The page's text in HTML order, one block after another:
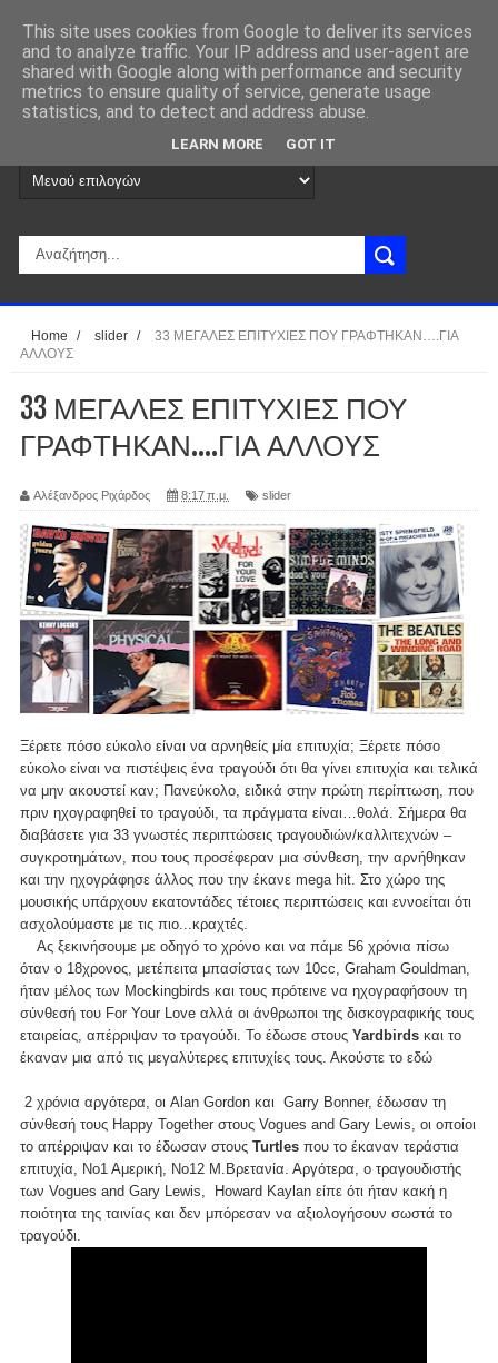
Home / slider /
33 ΜΕΓΑΛΕΣ ΕΠΙΤΥΧΙΕΣ ΠΟΥ ΓΡΑΦΤΗΚΑΝ….ΓΙΑ
ΑΛΛΟΥΣ
33 ΜΕΓΑΛΕΣ ΕΠΙΤΥΧΙΕΣ ΠΟΥ
ΓΡΑΦΤΗΚΑΝ….ΓΙΑ ΑΛΛΟΥΣ
Αλέξανδρος Ριχάρδος 8:17 π.μ. slider
Ξέρετε πόσο εύκολο είναι να αρνηθείς μία επιτυχία; Ξέρετε πόσο
εύκολο είναι να πιστέψεις ένα τραγούδι ότι θα γίνει επιτυχία και τελικά
να μην ακουστεί καν; Πανεύκολο, ειδικά στην πρώτη περίπτωση, που
πριν ηχογραφηθεί το τραγούδι, τα πράγματα είναι…θολά. Σήμερα θα
διαβάσετε για 33 γνωστές περιπτώσεις τραγουδιών/καλλιτεχνών –
συγκροτημάτων, που τους προσέφεραν μια σύνθεση, την αρνήθηκαν
και την ηχογράφησε άλλος που την έκανε mega hit. Στο χώρο της
μουσικής υπάρχουν εκατοντάδες τέτοιες περιπτώσεις και εννοείται ότι
ασχολούμαστε με τις πιο...κραχτές.
Ας ξεκινήσουμε με οδηγό το χρόνο και να πάμε 56 χρόνια πίσω
όταν ο 18χρονος, μετέπειτα μπασίστας των 10cc, Graham Gouldman,
ήταν μέλος των Mockingbirds και τους πρότεινε να ηχογραφήσουν τη
σύνθεσή του For Your Love αλλά οι άνθρωποι της δισκογραφικής τους
εταιρείας, απέρριψαν το τραγούδι. Το έδωσε στους Yardbirds και το
έκαναν μια από τις μεγαλύτερες επιτυχίες τους. Ακούστε το εδώ
2 χρόνια αργότερα, οι Alan Gordon και Garry Bonner, έδωσαν τη
σύνθεσή τους Happy Together στους Vogues and Gary Lewis, οι οποίοι
το απέρριψαν και το έδωσαν στους Turtles που το έκαναν τεράστια
επιτυχία, Νο1 Αμερική, Νο12 Μ.Βρετανία. Αργότερα, ο τραγουδιστής
των Vogues and Gary Lewis, Howard Kaylan είπε ότι ήταν κακή η
ποιότητα της ταινίας και δεν μπόρεσαν να αξιολογήσουν σωστά το
τραγούδι.
This site uses cookies from Google to deliver its services
and to analyze traffic. Your IP address and user-agent are
shared with Google along with performance and security
metrics to ensure quality of service, generate usage
statistics, and to detect and address abuse.
LEARN MORE GOT IT